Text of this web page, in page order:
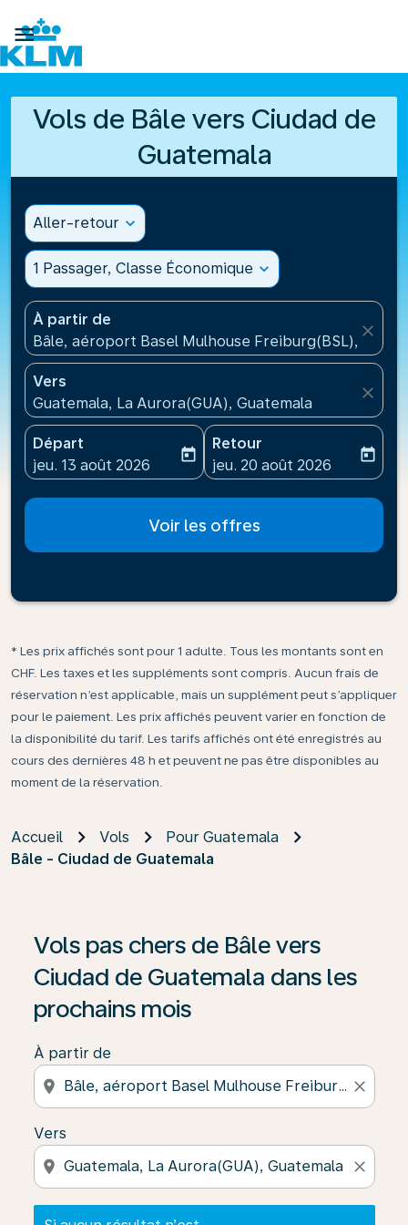

Vols de Bâle vers Ciudad de
Guatemala
Aller-retour expand_more
1 Passager, Classe Économique expand_more
À partir de
Bâle, aéroport Basel Mulhouse Freiburg(BSL), Suisse
close
Vers
Guatemala, La Aurora(GUA), Guatemala
close
Départ
fc-booking-departure-date-aria-label
jeu. 13 août 2026
today
Retour
fc-booking-return-date-
jeu. 20 août 2026
today
Voir les offres
* Les prix affichés sont pour 1 adulte. Tous les montants sont en
CHF. Les taxes et les suppléments sont compris. Aucun frais de
réservation n’est applicable, mais un supplément peut s’appliquer
pour le paiement. Les prix affichés peuvent varier en fonction de
la disponibilité du tarif. Les tarifs affichés ont été enregistrés au
cours des dernières 48 h et peuvent ne pas être disponibles au
moment de la réservation.
Accueil Vols
Pour Guatemala
Bâle - Ciudad de Guatemala
Vols pas chers de Bâle vers
Ciudad de Guatemala dans les
prochains mois
À partir de
location_on close
Vers
location_on close
Si aucun résultat n’est disponible, cliquez sur «